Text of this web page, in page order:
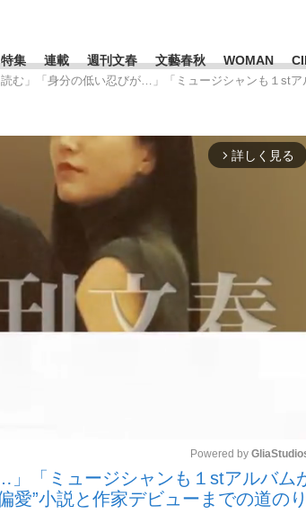
「最悪の空気の
特集
い
連載 週刊文春 文藝春秋 WOMAN
タグ一覧
#高市早苗
む」「身分の低い忍びが…」「ミュージシャンも１st
arrow_forward_ios 詳しく見る
Mute
Powered by
」「ミュージシャンも１stアルバム
愛”小説と作家デビューまでの道のり